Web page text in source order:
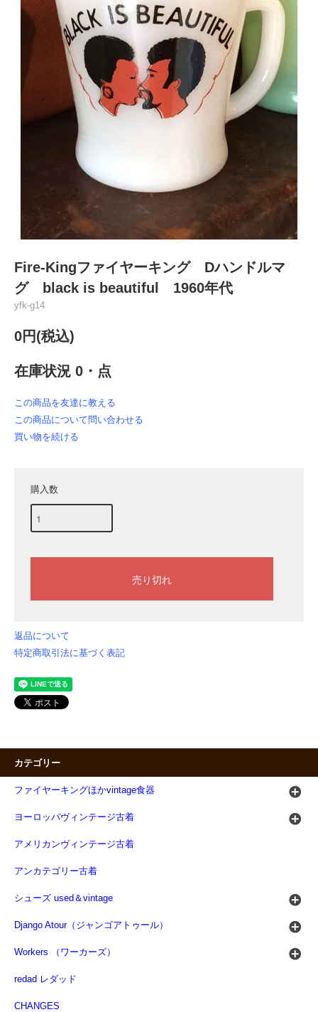
Fire-Kingファイヤーキング Dハンドルマ
グ black is beautiful 1960年代
yfk-g14
0円(税込)
在庫状況 0・点
この商品を友達に教える
この商品について問い合わせる
買い物を続ける
購入数
返品について
特定商取引法に基づく表記
カテゴリー
ファイヤーキングほかvintage食器
ヨーロッパヴィンテージ古着
アメリカンヴィンテージ古着
アンカテゴリー古着
シューズ used＆vintage
Django Atour（ジャンゴアトゥール）
Workers （ワーカーズ）
redad レダッド
CHANGES